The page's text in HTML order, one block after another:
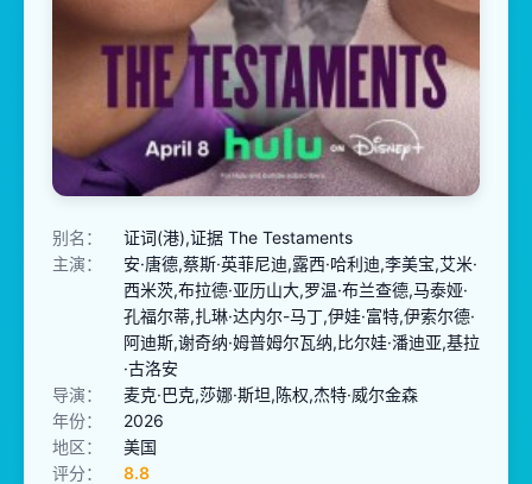
别名：
证词(港),证据 The Testaments
主演：
安·唐德,蔡斯·英菲尼迪,露西·哈利迪,李美宝,艾米·
西米茨,布拉德·亚历山大,罗温·布兰查德,马泰娅·
孔福尔蒂,扎琳·达内尔-马丁,伊娃·富特,伊索尔德·
阿迪斯,谢奇纳·姆普姆尔瓦纳,比尔娃·潘迪亚,基拉
·古洛安
导演：
麦克·巴克,莎娜·斯坦,陈权,杰特·威尔金森
年份：
2026
地区：
美国
评分：
8.8